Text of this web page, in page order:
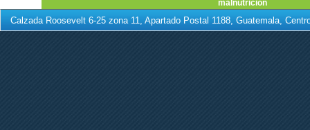
malnutrición
Calzada Roosevelt 6-25 zona 11, Apartado Postal 1188, Guatemala,